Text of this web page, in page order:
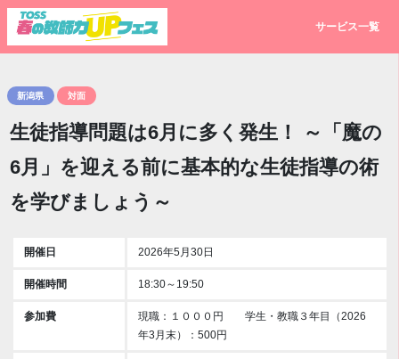
サービス一覧
新潟県 対面
生徒指導問題は6月に多く発生！ ～「魔の
6月」を迎える前に基本的な生徒指導の術
を学びましょう～
開催日 2026年5月30日
開催時間 18:30～19:50
参加費
現職：１０００円 学生・教職３年目（2026
年3月末）：500円